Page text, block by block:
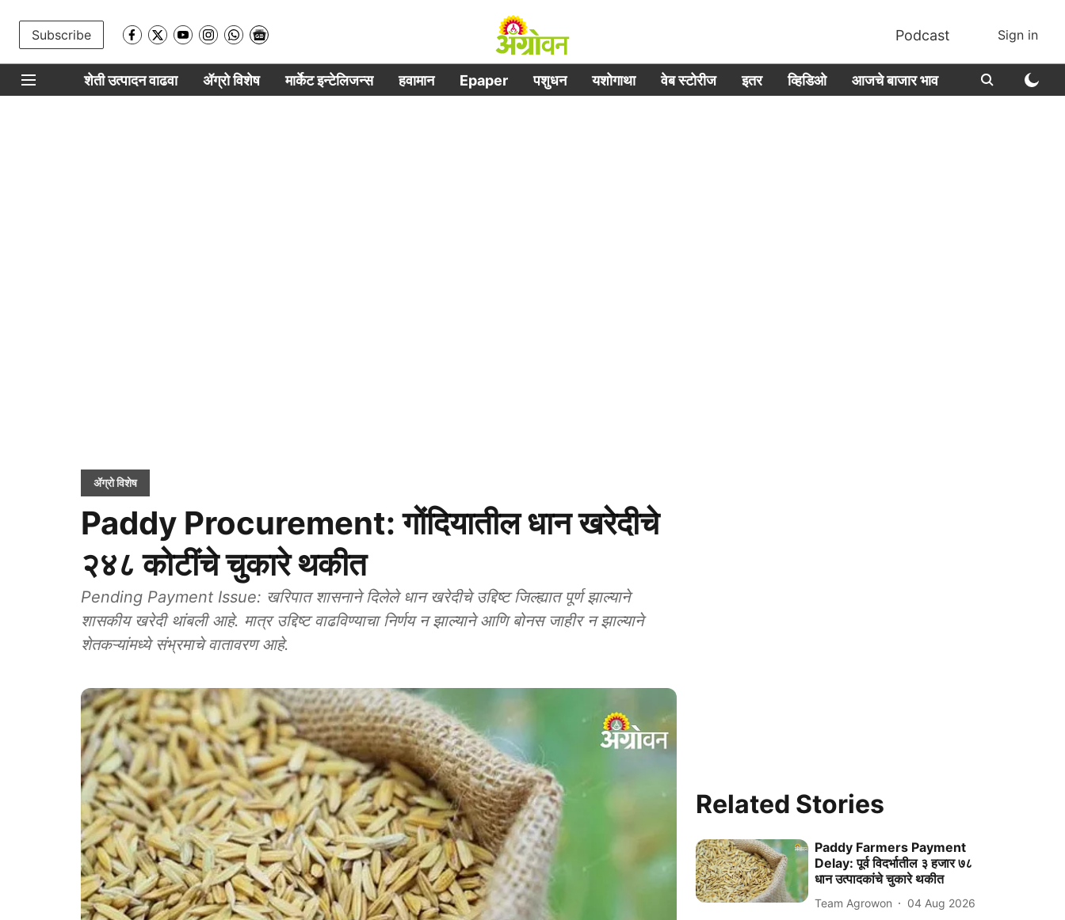
Subscribe Podcast Sign in
शेती उत्पादन वाढवा ॲग्रो विशेष मार्केट इन्टेलिजन्स हवामान Epaper पशुधन यशोगाथा वेब स्टोरीज इतर व्हिडिओ आजचे बाजार भाव
ॲग्रो विशेष
Paddy Procurement: गोंदियातील धान खरेदीचे
२४८ कोटींचे चुकारे थकीत
Pending Payment Issue: खरिपात शासनाने दिलेले धान खरेदीचे उद्दिष्ट जिल्ह्यात पूर्ण झाल्याने
शासकीय खरेदी थांबली आहे. मात्र उद्दिष्ट वाढविण्याचा निर्णय न झाल्याने आणि बोनस जाहीर न झाल्याने
शेतकऱ्यांमध्ये संभ्रमाचे वातावरण आहे.
Related Stories
Paddy Farmers Payment
Delay: पूर्व विदर्भातील ३ हजार ७८
धान उत्पादकांचे चुकारे थकीत
Team Agrowon 04 Aug 2026